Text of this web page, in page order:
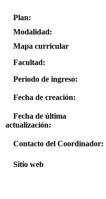
Plan:
Modalidad:
Mapa curricular
Facultad:
Periodo de ingreso:
Fecha de creación:
Fecha de última
actualización:
Contacto del Coordinador:
Sitio web